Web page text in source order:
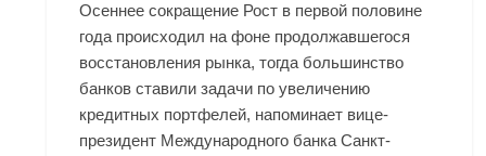
Осеннее сокращение Рост в первой половине
года происходил на фоне продолжавшегося
восстановления рынка, тогда большинство
банков ставили задачи по увеличению
кредитных портфелей, напоминает вице-
президент Международного банка Санкт-